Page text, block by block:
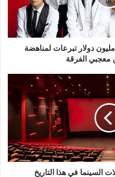
دولار تبرعات لمناهضة
معجبي الفرقة
السينما في هذا التاريخ